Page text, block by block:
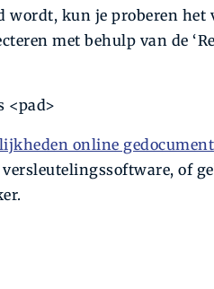
wordt, kun je proberen
met behulp van de
<pad>
online
of